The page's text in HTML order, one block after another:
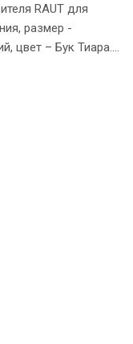
RAUT для
размер -
цвет – Бук Тиара.
профилем из
прочными
стяжками.
столу